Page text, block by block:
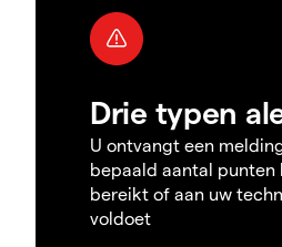
Drie typen
U ontvangt een
bepaald aantal punten
bereikt of aan uw
voldoet